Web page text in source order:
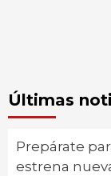
Últimas
Prepárate
estrena